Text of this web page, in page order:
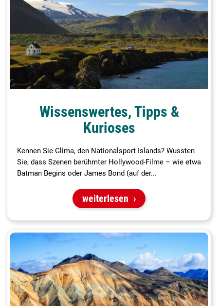
Wissenswertes, Tipps &
Kurioses
Kennen Sie Glima, den Nationalsport Islands? Wussten
Sie, dass Szenen berühmter Hollywood-Filme – wie etwa
Batman Begins oder James Bond (auf der...
weiterlesen